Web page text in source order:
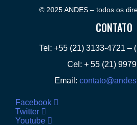
© 2025 ANDES – todos os
CONTATO
Tel: +55 (21) 3133-4721 –
Cel: + 55 (21)
Email:
Facebook
Twitter
Youtube